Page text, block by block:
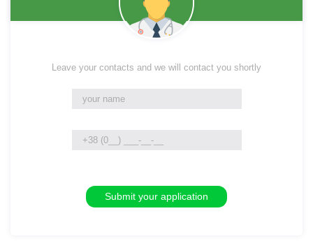
Leave your contacts and we will contact you shortly